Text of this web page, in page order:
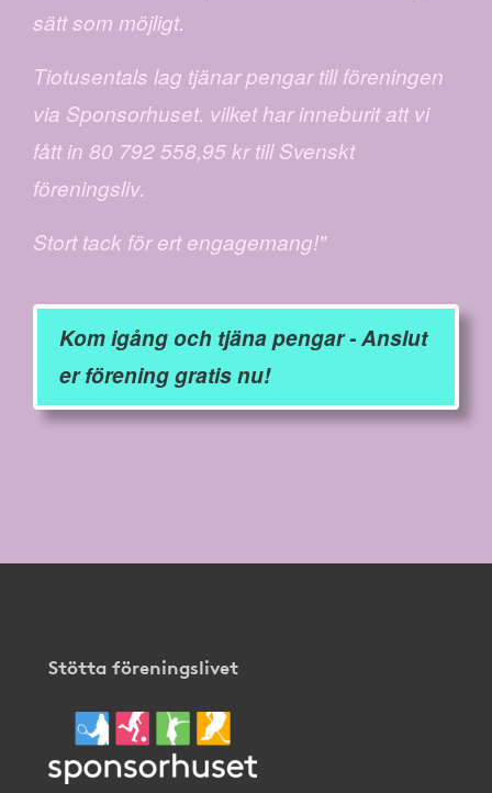
sätt som möjligt.
Tiotusentals lag tjänar pengar till föreningen
via Sponsorhuset. vilket har inneburit att vi
fått in 80 792 558,95 kr till Svenskt
föreningsliv.
Stort tack för ert engagemang!"
Kom igång och tjäna pengar - Anslut
er förening gratis nu!
Stötta föreningslivet